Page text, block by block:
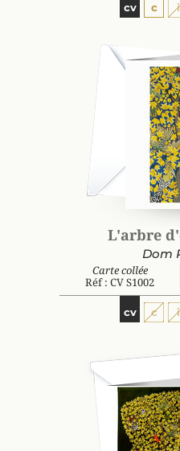
cv c i
L'arbre
Dom
Carte collée
Réf : CV S1002
cv c i